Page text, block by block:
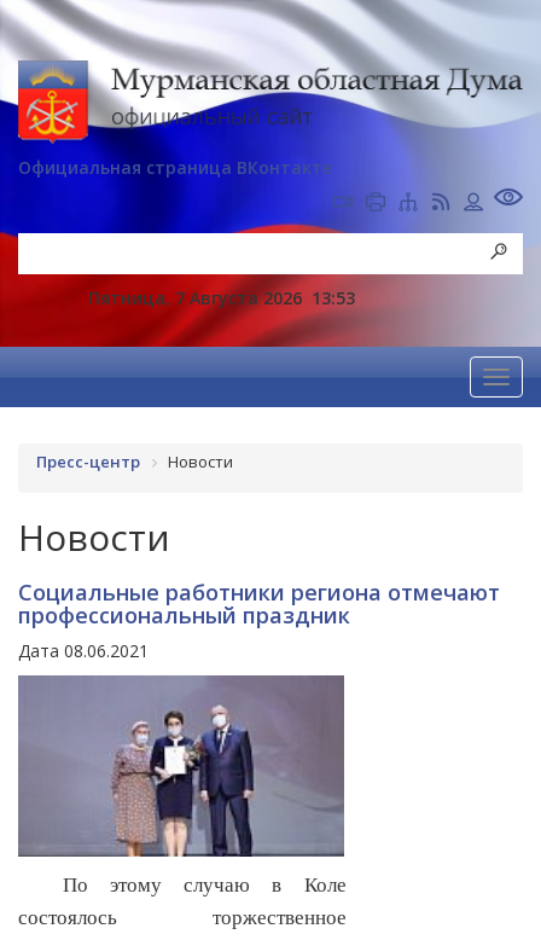
Официальная страница ВКонтакте
Пятница, 7 Августа 2026 13:53
Пресс-центр Новости
Новости
Социальные работники региона отмечают
профессиональный праздник
Дата 08.06.2021
По этому случаю в Коле
состоялось торжественное